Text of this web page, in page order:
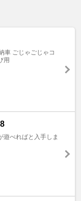
車 ごじゃごじゃコ
用
遊べればと入手しま